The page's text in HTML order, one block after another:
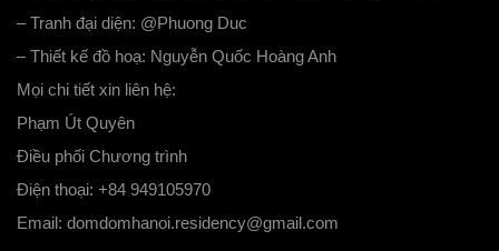
– Tranh đại diện: @Phuong Duc
– Thiết kế đồ hoạ: Nguyễn Quốc Hoàng Anh
Mọi chi tiết xin liên hệ:
Phạm Út Quyên
Điều phối Chương trình
Điện thoại: +84 949105970
Email: domdomhanoi.residency@gmail.com